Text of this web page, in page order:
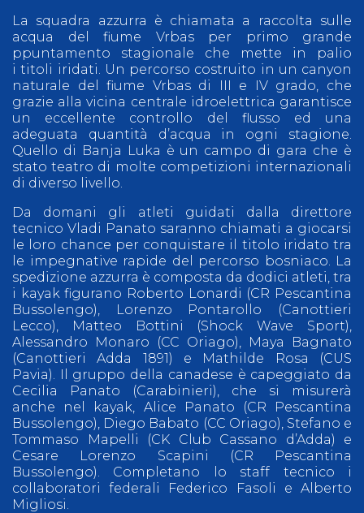
La squadra azzurra è chiamata a raccolta sulle
acqua del fiume Vrbas per primo grande
ppuntamento stagionale che mette in palio
i titoli iridati. Un percorso costruito in un canyon
naturale del fiume Vrbas di III e IV grado, che
grazie alla vicina centrale idroelettrica garantisce
un eccellente controllo del flusso ed una
adeguata quantità d’acqua in ogni stagione.
Quello di Banja Luka è un campo di gara che è
stato teatro di molte competizioni internazionali
di diverso livello.
Da domani gli atleti guidati dalla direttore
tecnico Vladi Panato saranno chiamati a giocarsi
le loro chance per conquistare il titolo iridato tra
le impegnative rapide del percorso bosniaco. La
spedizione azzurra è composta da dodici atleti, tra
i kayak figurano Roberto Lonardi (CR Pescantina
Bussolengo), Lorenzo Pontarollo (Canottieri
Lecco), Matteo Bottini (Shock Wave Sport),
Alessandro Monaro (CC Oriago), Maya Bagnato
(Canottieri Adda 1891) e Mathilde Rosa (CUS
Pavia). Il gruppo della canadese è capeggiato da
Cecilia Panato (Carabinieri), che si misurerà
anche nel kayak, Alice Panato (CR Pescantina
Bussolengo), Diego Babato (CC Oriago), Stefano e
Tommaso Mapelli (CK Club Cassano d’Adda) e
Cesare Lorenzo Scapini (CR Pescantina
Bussolengo). Completano lo staff tecnico i
collaboratori federali Federico Fasoli e Alberto
Migliosi.